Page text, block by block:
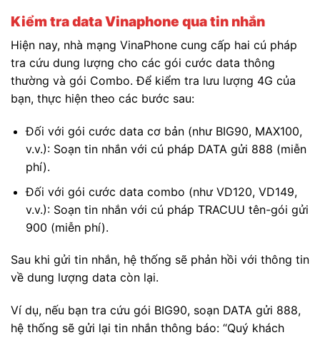
Kiểm tra data Vinaphone qua tin nhắn
Hiện nay, nhà mạng VinaPhone cung cấp hai cú pháp
tra cứu dung lượng cho các gói cước data thông
thường và gói Combo. Để kiểm tra lưu lượng 4G của
bạn, thực hiện theo các bước sau:
Đối với gói cước data cơ bản (như BIG90, MAX100,
v.v.): Soạn tin nhắn với cú pháp DATA gửi 888 (miễn
phí).
Đối với gói cước data combo (như VD120, VD149,
v.v.): Soạn tin nhắn với cú pháp TRACUU tên-gói gửi
900 (miễn phí).
Sau khi gửi tin nhắn, hệ thống sẽ phản hồi với thông tin
về dung lượng data còn lại.
Ví dụ, nếu bạn tra cứu gói BIG90, soạn DATA gửi 888,
hệ thống sẽ gửi lại tin nhắn thông báo: “Quý khách